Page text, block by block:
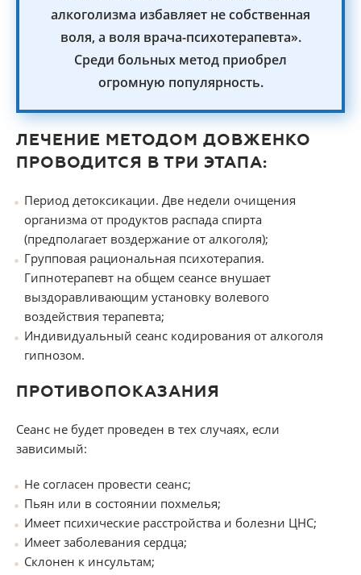
алкоголизма избавляет не собственная
воля, а воля врача-психотерапевта».
Среди больных метод приобрел
огромную популярность.
ЛЕЧЕНИЕ МЕТОДОМ ДОВЖЕНКО
ПРОВОДИТСЯ В ТРИ ЭТАПА:
Период детоксикации. Две недели очищения
организма от продуктов распада спирта
(предполагает воздержание от алкоголя);
Групповая рациональная психотерапия.
Гипнотерапевт на общем сеансе внушает
выздоравливающим установку волевого
воздействия терапевта;
Индивидуальный сеанс кодирования от алкоголя
гипнозом.
ПРОТИВОПОКАЗАНИЯ
Сеанс не будет проведен в тех случаях, если
зависимый:
Не согласен провести сеанс;
Пьян или в состоянии похмелья;
Имеет психические расстройства и болезни ЦНС;
Имеет заболевания сердца;
Склонен к инсультам;